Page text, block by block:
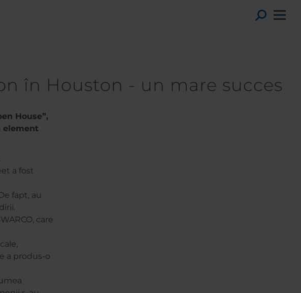
în Houston - un mare succes
House”,
element
a fost
fapt, au
care
a produs-o